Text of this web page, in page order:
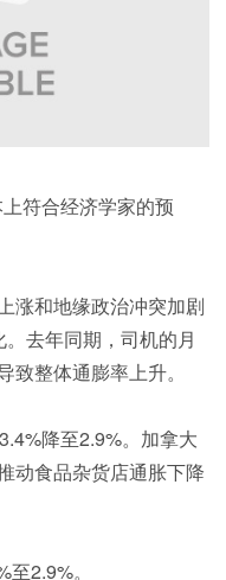
符合经济学家的预
涨和地缘政治冲突加剧
去年同期，司机的月
整体通膨率上升。
降至2.9%。加拿大
动食品杂货店通胀下降
2.9%。